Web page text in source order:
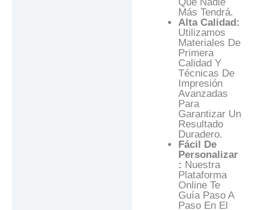
Más Tendrá.
Alta Calidad:
Utilizamos
Materiales De
Primera
Calidad Y
Técnicas De
Impresión
Avanzadas
Para
Garantizar Un
Resultado
Duradero.
Fácil De
Personalizar
: Nuestra
Plataforma
Online Te
Guía Paso A
Paso En El